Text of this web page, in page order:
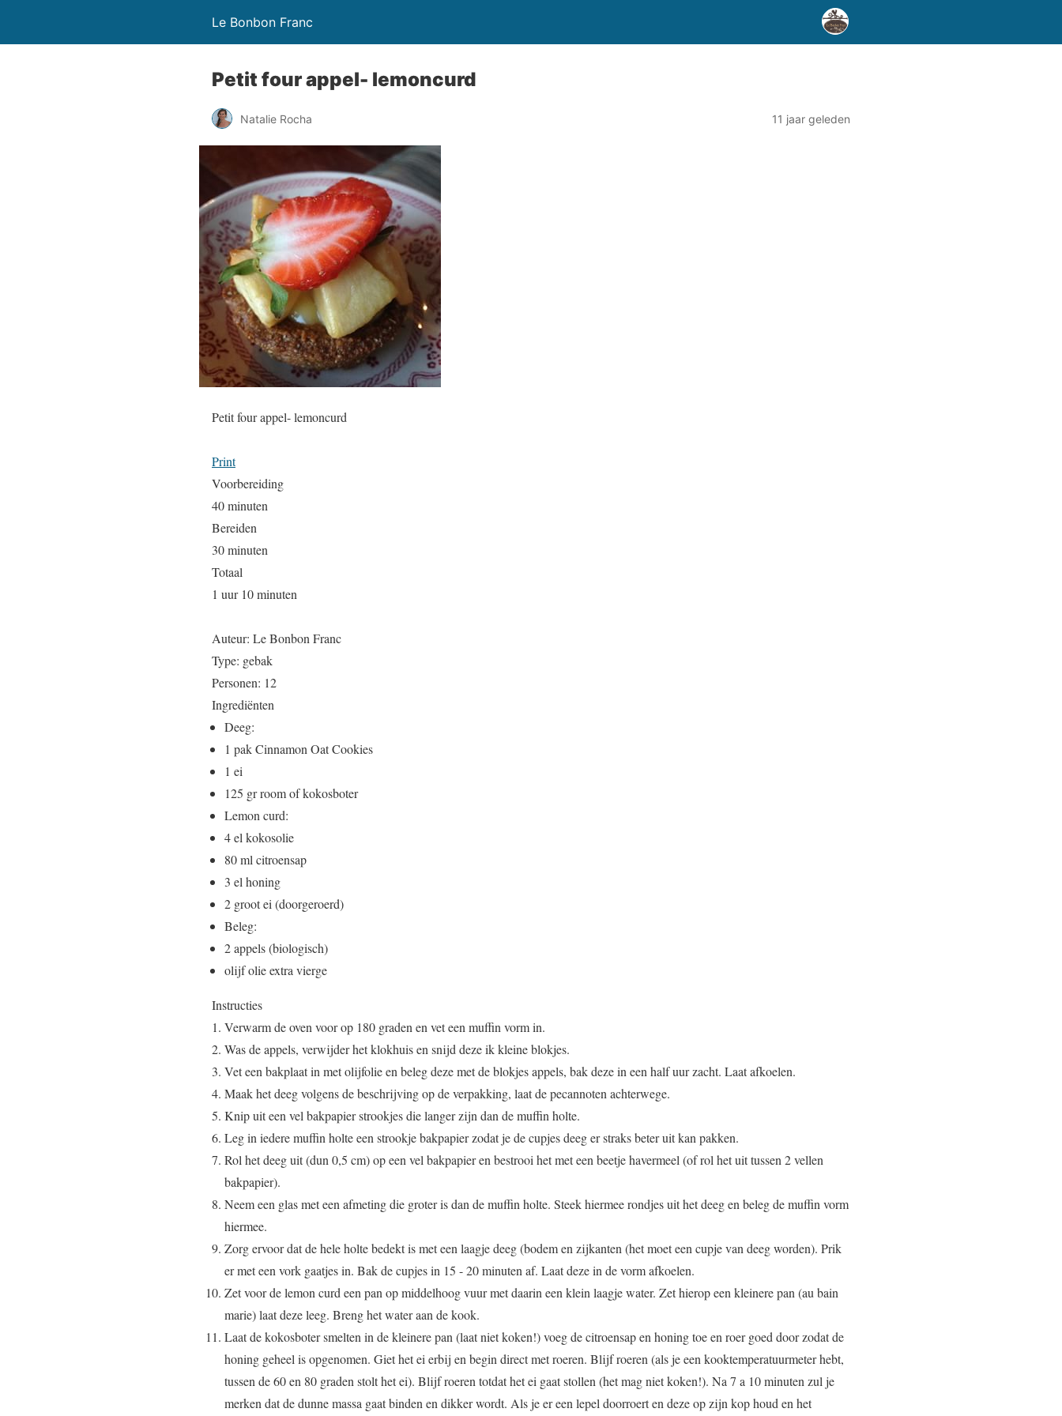
Le Bonbon Franc
Petit four appel- lemoncurd
Natalie Rocha 11 jaar geleden
Petit four appel- lemoncurd
Print
Voorbereiding
40 minuten
Bereiden
30 minuten
Totaal
1 uur 10 minuten
Auteur: Le Bonbon Franc
Type: gebak
Personen: 12
Ingrediënten
Deeg:
1 pak Cinnamon Oat Cookies
1 ei
125 gr room of kokosboter
Lemon curd:
4 el kokosolie
80 ml citroensap
3 el honing
2 groot ei (doorgeroerd)
Beleg:
2 appels (biologisch)
olijf olie extra vierge
Instructies
Verwarm de oven voor op 180 graden en vet een muffin vorm in.
Was de appels, verwijder het klokhuis en snijd deze ik kleine blokjes.
Vet een bakplaat in met olijfolie en beleg deze met de blokjes appels, bak deze in een half uur zacht. Laat afkoelen.
Maak het deeg volgens de beschrijving op de verpakking, laat de pecannoten achterwege.
Knip uit een vel bakpapier strookjes die langer zijn dan de muffin holte.
Leg in iedere muffin holte een strookje bakpapier zodat je de cupjes deeg er straks beter uit kan pakken.
Rol het deeg uit (dun 0,5 cm) op een vel bakpapier en bestrooi het met een beetje havermeel (of rol het uit tussen 2 vellen
bakpapier).
Neem een glas met een afmeting die groter is dan de muffin holte. Steek hiermee rondjes uit het deeg en beleg de muffin vorm
hiermee.
Zorg ervoor dat de hele holte bedekt is met een laagje deeg (bodem en zijkanten (het moet een cupje van deeg worden). Prik
er met een vork gaatjes in. Bak de cupjes in 15 - 20 minuten af. Laat deze in de vorm afkoelen.
Zet voor de lemon curd een pan op middelhoog vuur met daarin een klein laagje water. Zet hierop een kleinere pan (au bain
marie) laat deze leeg. Breng het water aan de kook.
Laat de kokosboter smelten in de kleinere pan (laat niet koken!) voeg de citroensap en honing toe en roer goed door zodat de
honing geheel is opgenomen. Giet het ei erbij en begin direct met roeren. Blijf roeren (als je een kooktemperatuurmeter hebt,
tussen de 60 en 80 graden stolt het ei). Blijf roeren totdat het ei gaat stollen (het mag niet koken!). Na 7 a 10 minuten zul je
merken dat de dunne massa gaat binden en dikker wordt. Als je er een lepel doorroert en deze op zijn kop houd en het